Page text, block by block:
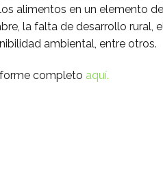
alimentos en un elemento
la falta de desarrollo rural,
ambiental, entre otros.
completo aquí.